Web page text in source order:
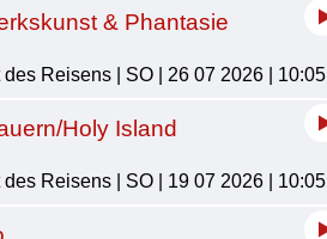
& Phantasie
Reisens | SO | 26 07 2026 | 10:05
Holy Island
Reisens | SO | 19 07 2026 | 10:05